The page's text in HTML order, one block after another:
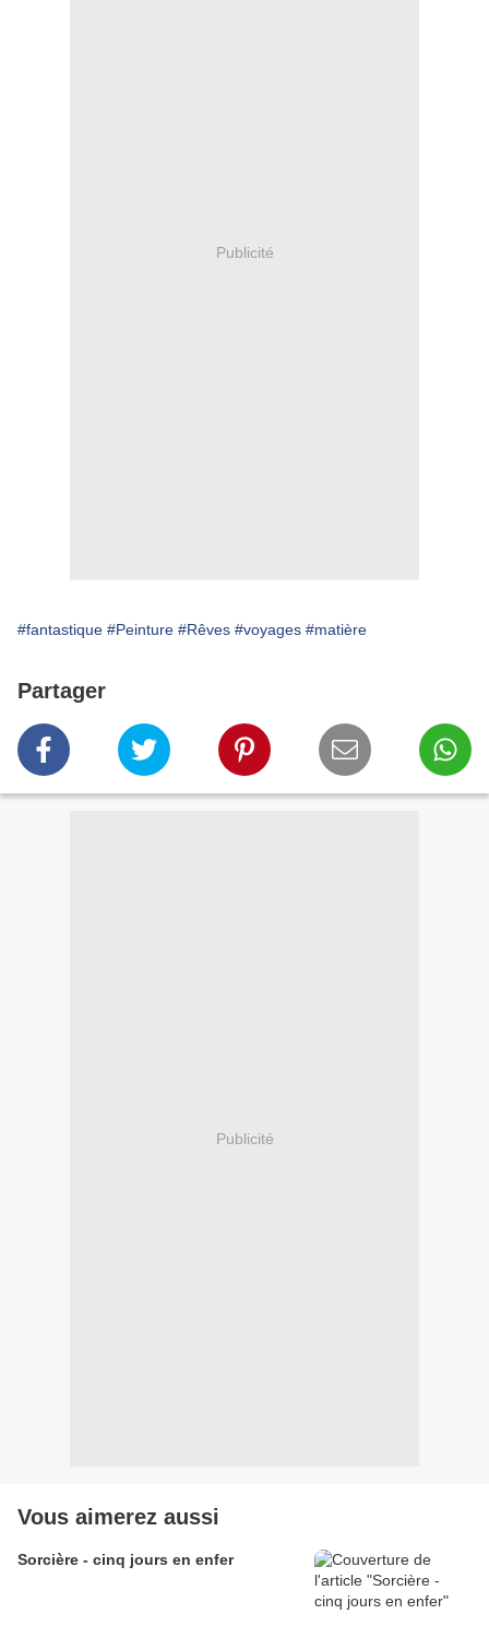
Publicité
#fantastique #Peinture #Rêves #voyages #matière
Partager
Publicité
Vous aimerez aussi
Sorcière - cinq jours en enfer